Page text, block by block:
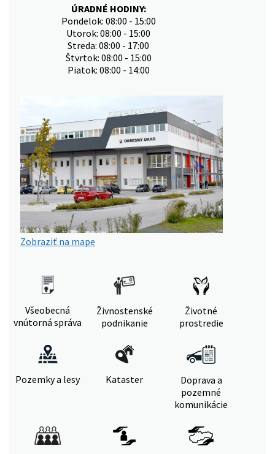
ÚRADNÉ HODINY:
Pondelok: 08:00 - 15:00
Utorok: 08:00 - 15:00
Streda: 08:00 - 17:00
Štvrtok: 08:00 - 15:00
Piatok: 08:00 - 14:00
Zobraziť na mape
Všeobecná
vnútorná správa
Živnostenské
podnikanie
Životné
prostredie
Pozemky a lesy Kataster
Doprava a
pozemné
komunikácie